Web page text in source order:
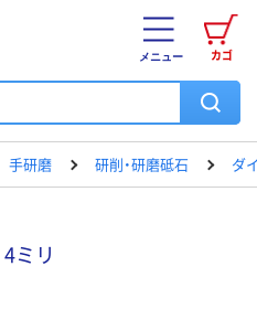
カゴ
メニュー
手研磨 研削・研磨砥石 ダ
ミリ